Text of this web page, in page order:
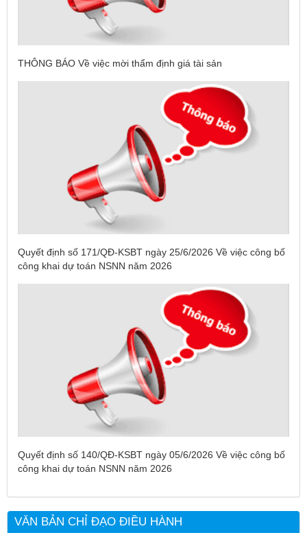
THÔNG BÁO Về việc mời thẩm định giá tài sản
Quyết định số 171/QĐ-KSBT ngày 25/6/2026 Về việc công bố
công khai dự toán NSNN năm 2026
Quyết định số 140/QĐ-KSBT ngày 05/6/2026 Về việc công bố
công khai dự toán NSNN năm 2026
VĂN BẢN CHỈ ĐẠO ĐIỀU HÀNH
(DANH SÁCH CÁC ĐỊA PHƯƠNG ĐANG THỰC HIỆN
CÁCH LY XÃ HỘI VÀ GIÃN CÁCH XÃ HỘI TÍNH ĐẾN 17H
KHAI BÁO Y TẾ THEO THÔNG BÁO KHẨN CỦA BỘ Y TẾ)
Ngày ban hành: (19/07/2021) -Ngày hiệu lực: (19/07/2021)